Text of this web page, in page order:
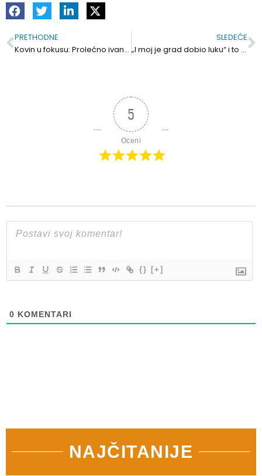
Prev
PRETHODNE
Kovin u fokusu: Prolećno ivanjsko cveće
SLEDEĆE
„I moj je grad dobio luku“ i to najveću na Balkanu
5
Oceni
{} [+]
0 KOMENTARI
NAJČITANIJE